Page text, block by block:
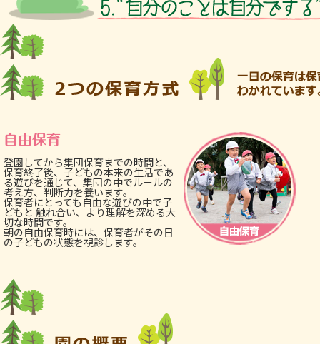
自由保育
登園してから集団保育までの時間と、
保育終了後、子どもの本来の生活であ
る遊びを通じて、集団の中でルールの
考え方、判断力を養います。
保育者にとっても自由な遊びの中で子
どもと 触れ合い、より理解を深める大
切な時間です。
朝の自由保育時には、保育者がその日
の子どもの状態を視診します。